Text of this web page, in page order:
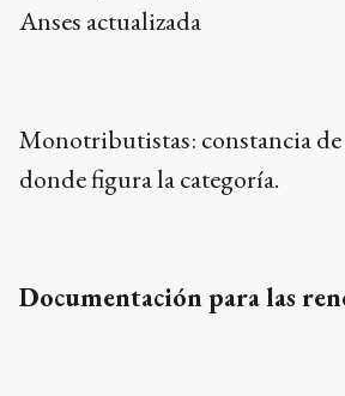
Anses actualizada
Monotributistas: constancia
donde figura la categoría.
Documentación para las